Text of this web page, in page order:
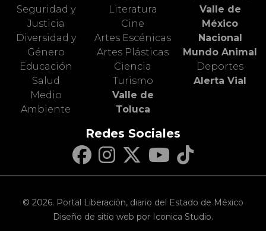
Seguridad y
Justicia
Diversidad y
Género
Educación
Salud
Medio
Ambiente
Literatura
Cine
Artes Escénicas
Artes Plásticas
Ciencia
Turismo
Valle de
Toluca
Valle de
México
Nacional
Mundo Animal
Deportes
Alerta Vial
Redes Sociales
© 2026. Portal Liberación, diario del Estado de México
Diseño de sitio web por Iconica Studio.